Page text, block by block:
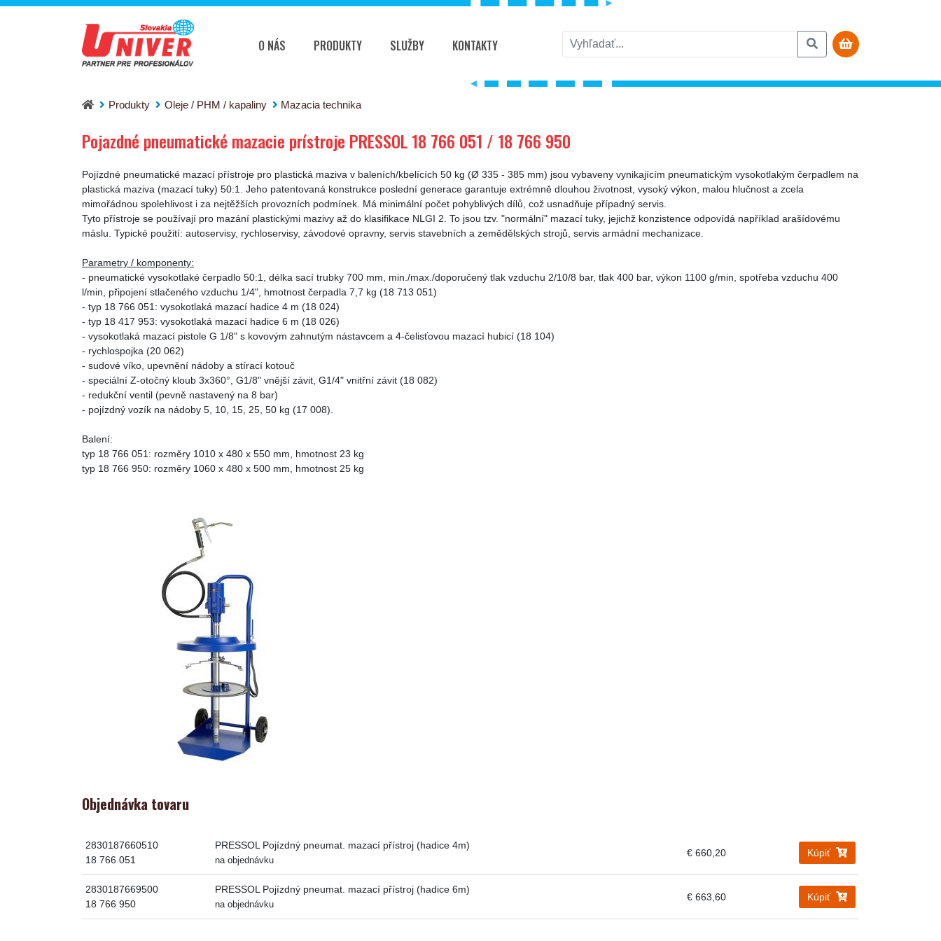
O NÁS PRODUKTY SLUŽBY KONTAKTY
Produkty Oleje / PHM / kapaliny Mazacia technika
Pojazdné pneumatické mazacie prístroje PRESSOL 18 766 051 / 18 766 950
Pojazdné pneumatické mazacie prístroje PRESSOL 18 766 051 / 18 766 950
Pojízdné pneumatické mazací přístroje pro plastická maziva v baleních/kbelících 50 kg (Ø 335 - 385 mm) jsou vybaveny vynikajícím pneumatickým vysokotlakým čerpadlem na
plastická maziva (mazací tuky) 50:1. Jeho patentovaná konstrukce poslední generace garantuje extrémně dlouhou životnost, vysoký výkon, malou hlučnost a zcela
mimořádnou spolehlivost i za nejtěžších provozních podmínek. Má minimální počet pohyblivých dílů, což usnadňuje případný servis.
Tyto přístroje se používají pro mazání plastickými mazivy až do klasifikace NLGI 2. To jsou tzv. "normální" mazací tuky, jejichž konzistence odpovídá například arašídovému
máslu. Typické použití: autoservisy, rychloservisy, závodové opravny, servis stavebních a zemědělských strojů, servis armádní mechanizace.
Parametry / komponenty:
- pneumatické vysokotlaké čerpadlo 50:1, délka sací trubky 700 mm, min./max./doporučený tlak vzduchu 2/10/8 bar, tlak 400 bar, výkon 1100 g/min, spotřeba vzduchu 400
l/min, připojení stlačeného vzduchu 1/4", hmotnost čerpadla 7,7 kg (18 713 051)
- typ 18 766 051: vysokotlaká mazací hadice 4 m (18 024)
- typ 18 417 953: vysokotlaká mazací hadice 6 m (18 026)
- vysokotlaká mazací pistole G 1/8" s kovovým zahnutým nástavcem a 4-čelisťovou mazací hubicí (18 104)
- rychlospojka (20 062)
- sudové víko, upevnění nádoby a stírací kotouč
- speciální Z-otočný kloub 3x360°, G1/8" vnější závit, G1/4" vnitřní závit (18 082)
- redukční ventil (pevně nastavený na 8 bar)
- pojízdný vozík na nádoby 5, 10, 15, 25, 50 kg (17 008).
Balení:
typ 18 766 051: rozměry 1010 x 480 x 550 mm, hmotnost 23 kg
typ 18 766 950: rozměry 1060 x 480 x 500 mm, hmotnost 25 kg
Objednávka tovaru
2830187660510
18 766 051
PRESSOL Pojízdný pneumat. mazací přístroj (hadice 4m)
na objednávku
€ 660,20 Kúpiť
2830187669500
18 766 950
PRESSOL Pojízdný pneumat. mazací přístroj (hadice 6m)
na objednávku
€ 663,60 Kúpiť